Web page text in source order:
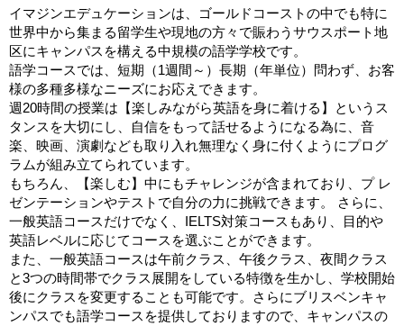
イマジンエデュケーションは、ゴールドコーストの中でも特に
世界中から集まる留学生や現地の方々で賑わうサウスポート地
区にキャンパスを構える中規模の語学学校です。
語学コースでは、短期（1週間～）長期（年単位）問わず、お客
様の多種多様なニーズにお応えできます。
週20時間の授業は【楽しみながら英語を身に着ける】というス
タンスを大切にし、自信をもって話せるようになる為に、音
楽、映画、演劇なども取り入れ無理なく身に付くようにプログ
ラムが組み立てられています。
もちろん、【楽しむ】中にもチャレンジが含まれており、プ レ
ゼンテーションやテストで自分の力に挑戦できます。 さらに、
一般英語コースだけでなく、IELTS対策コースもあり、目的や
英語レベルに応じてコースを選ぶことができます。
また、一般英語コースは午前クラス、午後クラス、夜間クラス
と3つの時間帯でクラス展開をしている特徴を生かし、学校開始
後にクラスを変更することも可能です。さらにブリスベンキャ
ンパスでも語学コースを提供しておりますので、キャンパスの